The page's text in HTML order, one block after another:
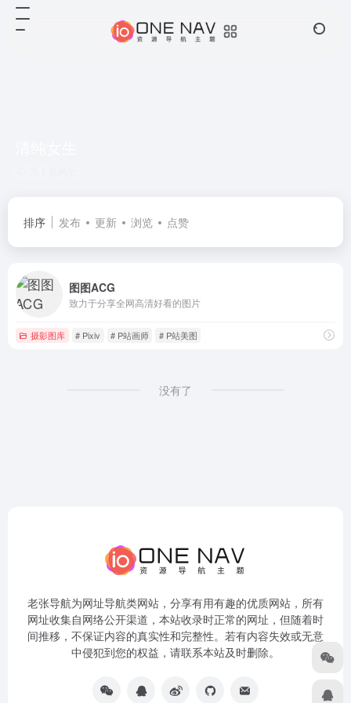
排序 发布 更新 浏览 点赞
图图ACG
致力于分享全网高清好看的图片
摄影图库 # Pixiv # P站画师 # P站美图
没有了
老张导航为网址导航类网站，分享有用有趣的优质网站，所有
网址收集自网络公开渠道，本站收录时正常的网址，但随着时
间推移，不保证内容的真实性和完整性。若有内容失效或无意
中侵犯到您的权益，请联系本站及时删除。